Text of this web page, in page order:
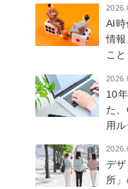
AI時
情
こと
10
た
用
デ
所」